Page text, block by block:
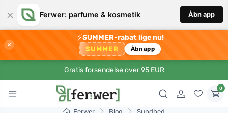
× Ferwer: parfume & kosmetik Åbn app
×
⚡SUMMER-rabat lige nu!
SUMMER Åbn app
Gratis forsendelse over 95 EUR
0